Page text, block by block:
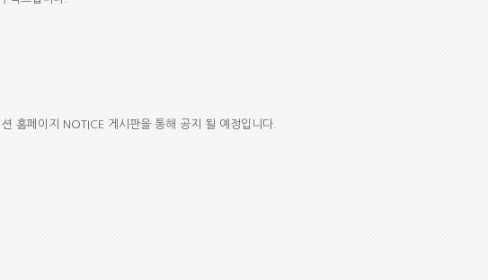
홈페이지 NOTICE 게시판을 통해 공지 될 예정입니다.